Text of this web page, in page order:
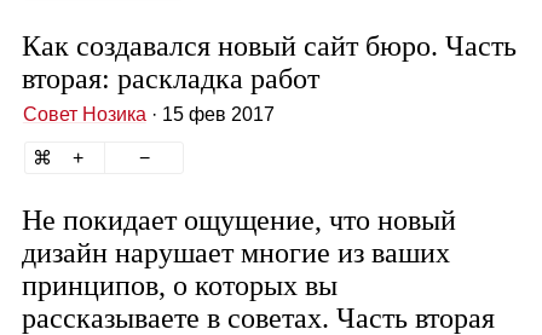
Как создавался новый сайт бюро. Часть
вторая: раскладка работ
Совет Нозика · 15 фев 2017
Не покидает ощущение, что новый
дизайн нарушает многие из ваших
принципов, о которых вы
рассказываете в советах. Часть вторая